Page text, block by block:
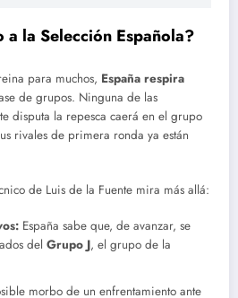
a la Selección Española?
para muchos, España respira
de grupos. Ninguna de las
disputa la repesca caerá en el grupo
rivales de primera ronda ya están
de Luis de la Fuente mira más allá:
España sabe que, de avanzar, se
del Grupo J, el grupo de la
morbo de un enfrentamiento ante